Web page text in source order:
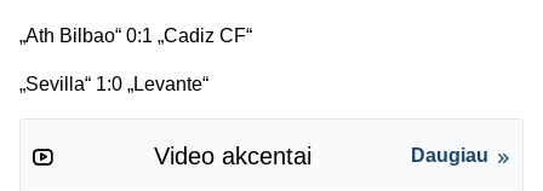
„Ath Bilbao“ 0:1 „Cadiz CF“
„Sevilla“ 1:0 „Levante“
Video akcentai Daugiau